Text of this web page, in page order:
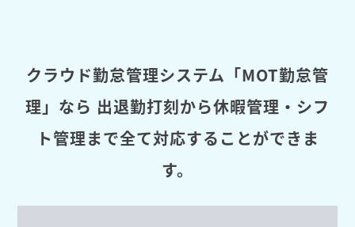
クラウド勤怠管理システム「MOT勤怠管
理」なら 出退勤打刻から休暇管理・シフ
ト管理まで全て対応することができま
す。